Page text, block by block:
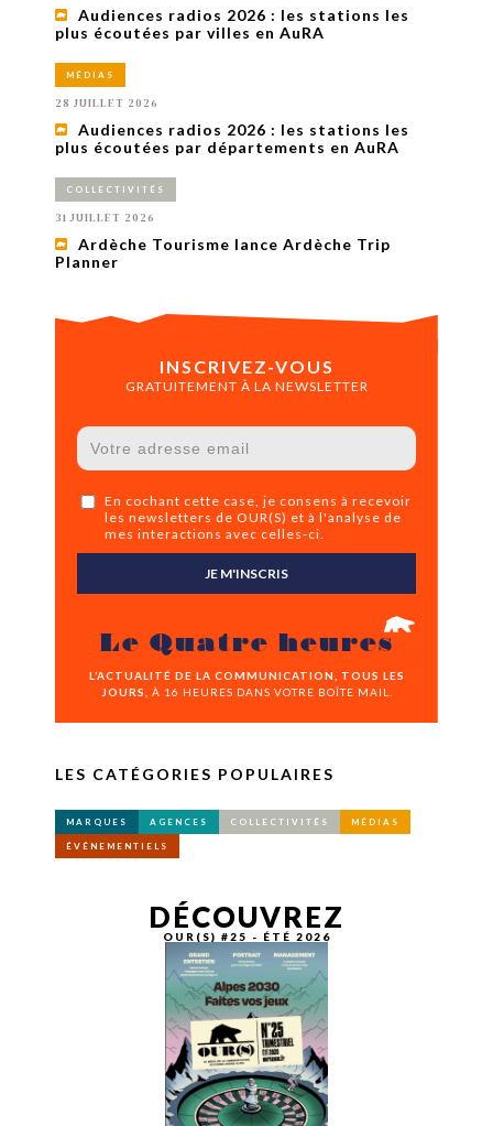
Audiences radios 2026 : les stations les
plus écoutées par villes en AuRA
MÉDIAS
28 JUILLET 2026
Audiences radios 2026 : les stations les
plus écoutées par départements en AuRA
COLLECTIVITÉS
31 JUILLET 2026
Ardèche Tourisme lance Ardèche Trip
Planner
INSCRIVEZ-VOUS
GRATUITEMENT À LA NEWSLETTER
En cochant cette case, je consens à recevoir
les newsletters de OUR(S) et à l'analyse de
mes interactions avec celles-ci.
JE M'INSCRIS
Le Quatre heures
L’ACTUALITÉ DE LA COMMUNICATION, TOUS LES
JOURS,
À 16 HEURES DANS VOTRE BOÎTE MAIL.
LES CATÉGORIES POPULAIRES
MARQUES AGENCES COLLECTIVITÉS MÉDIAS
ÉVÉNEMENTIELS
DÉCOUVREZ
OUR(S) #25 - ÉTÉ 2026